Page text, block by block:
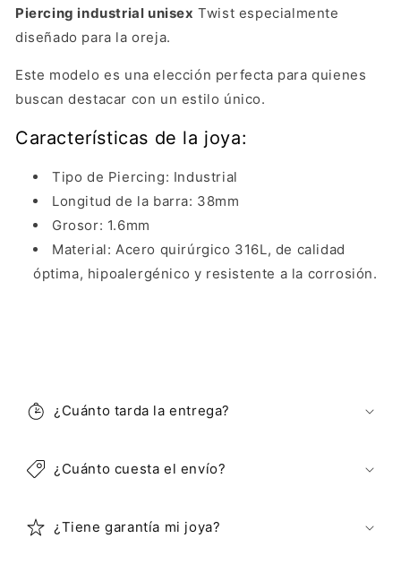
-
Twist
-
Twist
Piercing industrial unisex Twist especialmente
diseñado para la oreja.
Este modelo es una elección perfecta para quienes
buscan destacar con un estilo único.
Características de la joya:
Tipo de Piercing: Industrial
Longitud de la barra: 38mm
Grosor: 1.6mm
Material: Acero quirúrgico 316L, de calidad
óptima, hipoalergénico y resistente a la corrosión.
¿Cuánto tarda la entrega?
¿Cuánto cuesta el envío?
¿Tiene garantía mi joya?